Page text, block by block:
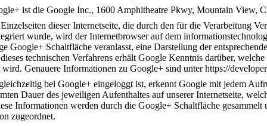
ist die Google Inc., 1600 Amphitheatre Pkwy, Mountain View,
dieser Internetseite, die durch den für die Verarbeitung
wurde, wird der Internetbrowser auf dem
Google+ Schaltfläche veranlasst, eine Darstellung der
technischen Verfahrens erhält Google Kenntnis darüber,
wird. Genauere Informationen zu Google+ sind unter https://
bei Google+ eingeloggt ist, erkennt Google mit jedem
Dauer des jeweiligen Aufenthaltes auf unserer Internetseite,
Informationen werden durch die Google+ Schaltfläche
zugeordnet.